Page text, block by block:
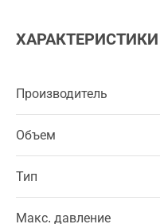
ХАРАКТЕРИСТИКИ
Производитель
Объем
Тип
Макс. давление